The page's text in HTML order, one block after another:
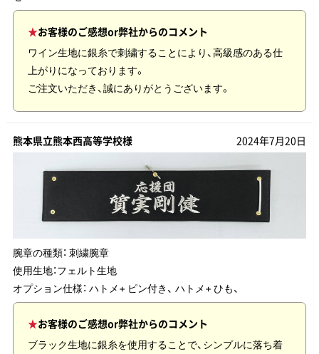
お客様のご感想or弊社からのコメント
ワイン生地に銀糸で刺繍することにより、高級感のある仕
上がりになっております。
ご注文いただき、誠にありがとうございます。
熊本県立熊本西高等学校様 2024年7月20日
腕章の種類： 刺繍腕章
使用生地：フェルト生地
オプション仕様： ハトメ+ ピン付き、 ハトメ+ ひも、
お客様のご感想or弊社からのコメント
ブラック生地に銀糸を使用することで、シンプルに落ち着